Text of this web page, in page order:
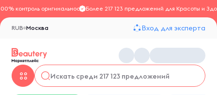
контроль оригинальностиБолее 217 123 предложений для Красоты и
Москва
RUB Вход для эксперта